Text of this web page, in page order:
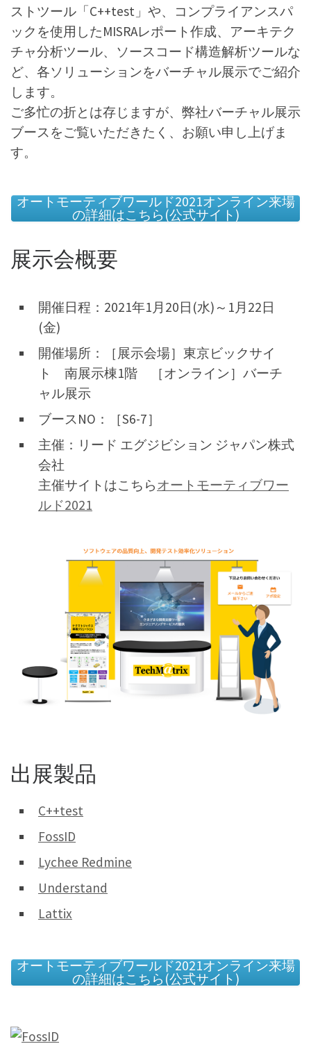
ストツール「C++test」や、コンプライアンスパ
ックを使用したMISRAレポート作成、アーキテク
チャ分析ツール、ソースコード構造解析ツールな
ど、各ソリューションをバーチャル展示でご紹介
します。
ご多忙の折とは存じますが、弊社バーチャル展示
ブースをご覧いただきたく、お願い申し上げま
す。
オートモーティブワールド2021オンライン来場
の詳細はこちら(公式サイト)
展示会概要
開催日程：2021年1月20日(水)～1月22日
(金)
開催場所：［展示会場］東京ビックサイ
ト 南展示棟1階 ［オンライン］バーチ
ャル展示
ブースNO：［S6-7］
主催：リード エグジビション ジャパン株式
会社
主催サイトはこちらオートモーティブワー
ルド2021
出展製品
C++test
FossID
Lychee Redmine
Understand
Lattix
オートモーティブワールド2021オンライン来場
の詳細はこちら(公式サイト)